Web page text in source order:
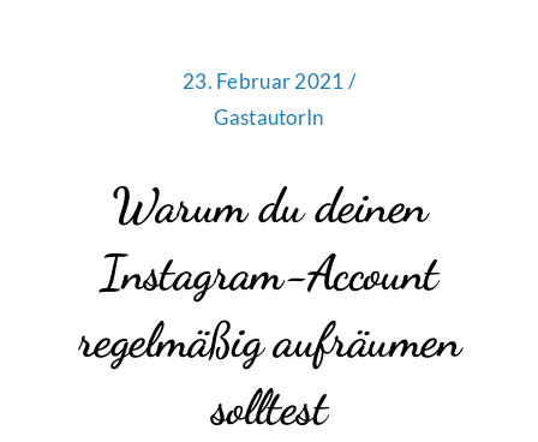
23. Februar 2021 /
GastautorIn
Warum du deinen
Instagram-Account
regelmäßig aufräumen
solltest